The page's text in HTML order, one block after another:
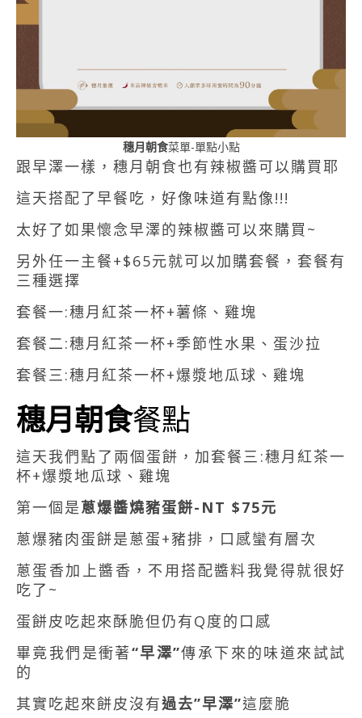
穗月朝食菜單-單點小點
跟早澤一樣，穗月朝食也有辣椒醬可以購買耶
這天搭配了早餐吃，好像味道有點像!!!
太好了如果懷念早澤的辣椒醬可以來購買~
另外任一主餐+$65元就可以加購套餐，套餐有
三種選擇
套餐一:穗月紅茶一杯+薯條、雞塊
套餐二:穗月紅茶一杯+季節性水果、蛋沙拉
套餐三:穗月紅茶一杯+爆漿地瓜球、雞塊
穗月朝食餐點
這天我們點了兩個蛋餅，加套餐三:穗月紅茶一
杯+爆漿地瓜球、雞塊
第一個是蔥爆醬燒豬蛋餅-NT $75元
蔥爆豬肉蛋餅是蔥蛋+豬排，口感蠻有層次
蔥蛋香加上醬香，不用搭配醬料我覺得就很好
吃了~
蛋餅皮吃起來酥脆但仍有Q度的口感
畢竟我們是衝著“早澤”傳承下來的味道來試試
的
其實吃起來餅皮沒有過去”早澤”這麼脆